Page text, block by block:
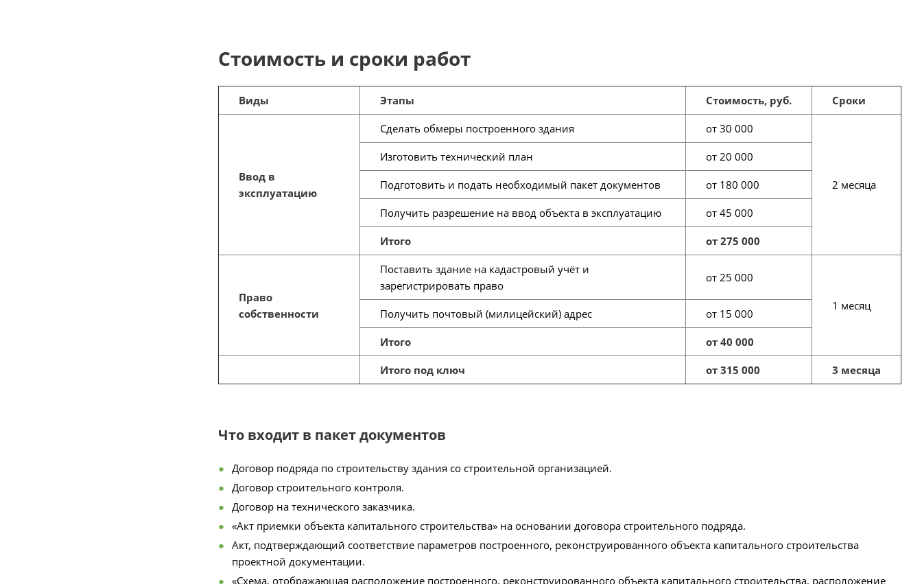
Стоимость и сроки работ
Виды Этапы Стоимость, руб. Сроки
Ввод в
эксплуатацию
Сделать обмеры построенного здания от 30 000
2 месяца
Изготовить технический план от 20 000
Подготовить и подать необходимый пакет документов от 180 000
Получить разрешение на ввод объекта в эксплуатацию от 45 000
Итого от 275 000
Право
собственности
Поставить здание на кадастровый учёт и
зарегистрировать право
от 25 000
1 месяц
Получить почтовый (милицейский) адрес от 15 000
Итого от 40 000
Итого под ключ от 315 000 3 месяца
Что входит в пакет документов
Договор подряда по строительству здания со строительной организацией.
Договор строительного контроля.
Договор на технического заказчика.
«Акт приемки объекта капитального строительства» на основании договора строительного подряда.
Акт, подтверждающий соответствие параметров построенного, реконструированного объекта капитального строительства
проектной документации.
«Схема, отображающая расположение построенного, реконструированного объекта капитального строительства, расположение